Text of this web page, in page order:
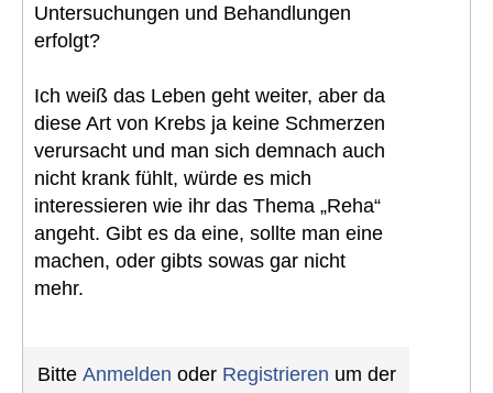
Untersuchungen und Behandlungen
erfolgt?
Ich weiß das Leben geht weiter, aber da
diese Art von Krebs ja keine Schmerzen
verursacht und man sich demnach auch
nicht krank fühlt, würde es mich
interessieren wie ihr das Thema „Reha“
angeht. Gibt es da eine, sollte man eine
machen, oder gibts sowas gar nicht
mehr.
Bitte Anmelden oder Registrieren um der